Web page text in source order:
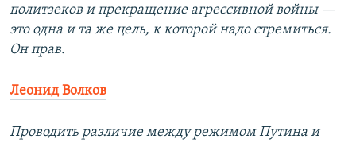
политзеков и прекращение агрессивной войны —
это одна и та же цель, к которой надо стремиться.
Он прав.
Леонид Волков
Проводить различие между режимом Путина и